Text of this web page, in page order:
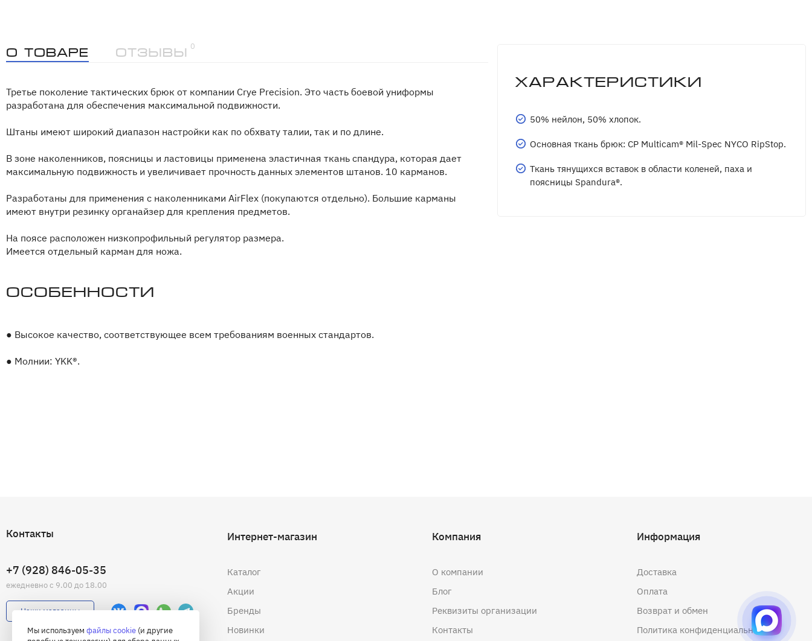
О товаре Отзывы
0
Третье поколение тактических брюк от компании Crye Precision. Это часть боевой униформы
разработана для обеспечения максимальной подвижности.
Штаны имеют широкий диапазон настройки как по обхвату талии, так и по длине.
В зоне наколенников, поясницы и ластовицы применена эластичная ткань спандура, которая дает
максимальную подвижность и увеличивает прочность данных элементов штанов. 10 карманов.
Разработаны для применения с наколенниками AirFlex (покупаются отдельно). Большие карманы
имеют внутри резинку органайзер для крепления предметов.
На поясе расположен низкопрофильный регулятор размера.
Имеется отдельный карман для ножа.
Особенности
● Высокое качество, соответствующее всем требованиям военных стандартов.
● Молнии: YKK®.
Характеристики
50% нейлон, 50% хлопок.
Основная ткань брюк: CP Multicam® Mil-Spec NYCO RipStop.
Ткань тянущихся вставок в области коленей, паха и
поясницы Spandura®.
Контакты
+7 (928) 846-05-35
ежедневно с 9.00 до 18.00
Наши магазины
Интернет-магазин
Каталог
Акции
Бренды
Новинки
Компания
О компании
Блог
Реквизиты организации
Контакты
Информация
Доставка
Оплата
Возврат и обмен
Политика конфиденциальности
Мы используем файлы cookie (и другие